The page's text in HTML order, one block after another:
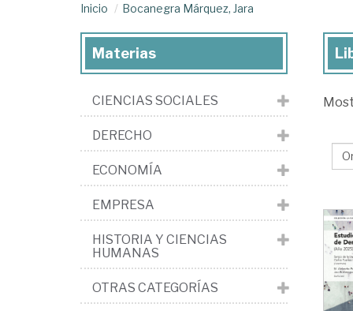
Inicio Bocanegra Márquez, Jara
Materias
CIENCIAS SOCIALES
DERECHO
ECONOMÍA
EMPRESA
HISTORIA Y CIENCIAS
HUMANAS
OTRAS CATEGORÍAS